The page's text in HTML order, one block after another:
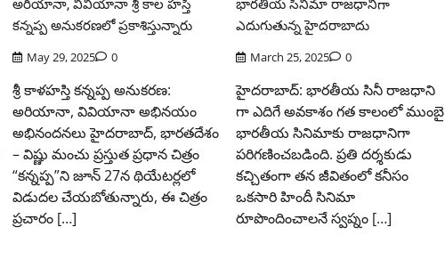
అరియానా, వివియానా శ్రీ కాల హస్తి
కన్నప్ప అనుకరణలో ప్రకాశిస్తున్నారు
May 29, 2025 0
శ్రీ కాళహస్తి కన్నప్ప అనుకరణ:
అరియానా, వివియానా అభినయం
అభినందనలు హైదరాబాద్, భారతదేశం
– విష్ణు మంచు ప్రస్తుత ప్రధాన చిత్రం
“కన్నప్ప”ని జూన్ 27న థియేటర్లలో
విడుదల చేయబోతున్నారు, ఈ చిత్రం
ప్రచారం […]
భారతీయ సినిమా రాజధానిగా
ఎదుగుతున్న హైదరాబాదు
March 25, 2025 0
హైదరాబాద్: భారతీయ సినీ రాజధాని
గా ఎదిగే అవకాశం గత కాలంలో ముంబై
భారతీయ సినిమాకు రాజధానిగా
పరిగణించబడింది. ప్రతి దర్శకుడు
కచ్చితంగా తన జీవితంలో కనీసం
ఒకసారి హిందీ సినిమా
రూపొందించాలనే స్వప్నం […]